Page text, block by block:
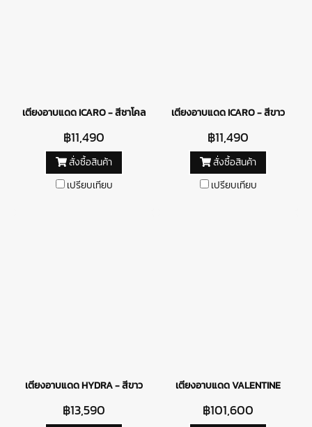
เตียงอาบแดด ICARO - สีชาโคล
฿11,490
สั่งซื้อสินค้า
เปรียบเทียบ
เตียงอาบแดด ICARO - สีขาว
฿11,490
สั่งซื้อสินค้า
เปรียบเทียบ
เตียงอาบแดด HYDRA - สีขาว
฿13,590
เตียงอาบแดด VALENTINE
฿101,600